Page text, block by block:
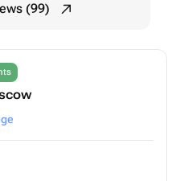
(99)